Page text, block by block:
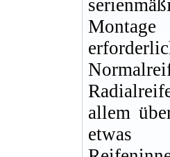
allem
etwas